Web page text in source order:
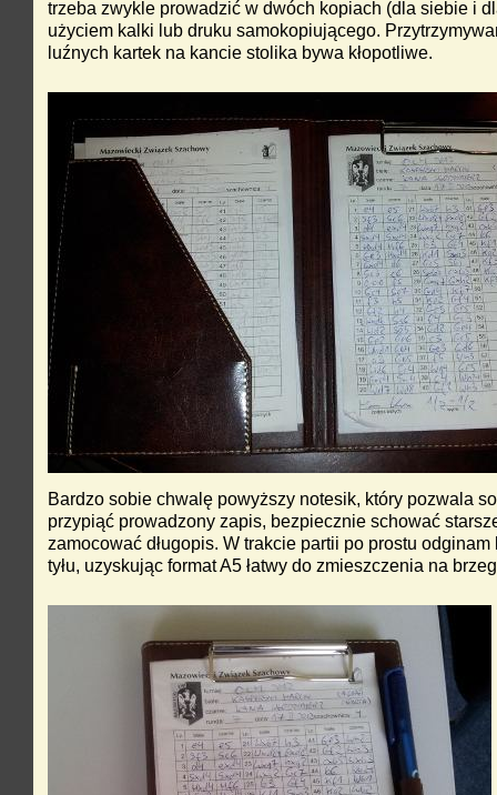
trzeba zwykle prowadzić w dwóch kopiach (dla siebie i
użyciem kalki lub druku samokopiującego.
luźnych kartek na kancie stolika bywa kłopotliwe.
Bardzo sobie chwalę powyższy notesik, który pozwala
przypiąć prowadzony zapis, bezpiecznie schować
zamocować długopis. W trakcie partii po prostu
tyłu, uzyskując format A5 łatwy do zmieszczenia na